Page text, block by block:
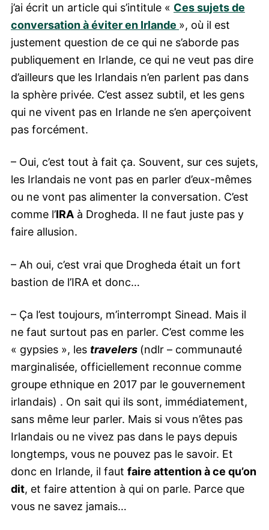
j’ai écrit un article qui s’intitule « Ces sujets de
conversation à éviter en Irlande », où il est
justement question de ce qui ne s’aborde pas
publiquement en Irlande, ce qui ne veut pas dire
d’ailleurs que les Irlandais n’en parlent pas dans
la sphère privée. C’est assez subtil, et les gens
qui ne vivent pas en Irlande ne s’en aperçoivent
pas forcément.
– Oui, c’est tout à fait ça. Souvent, sur ces sujets,
les Irlandais ne vont pas en parler d’eux-mêmes
ou ne vont pas alimenter la conversation. C’est
comme l’IRA à Drogheda. Il ne faut juste pas y
faire allusion.
– Ah oui, c’est vrai que Drogheda était un fort
bastion de l’IRA et donc…
– Ça l’est toujours, m’interrompt Sinead. Mais il
ne faut surtout pas en parler. C’est comme les
« gypsies », les travelers (ndlr – communauté
marginalisée, officiellement reconnue comme
groupe ethnique en 2017 par le gouvernement
irlandais) . On sait qui ils sont, immédiatement,
sans même leur parler. Mais si vous n’êtes pas
Irlandais ou ne vivez pas dans le pays depuis
longtemps, vous ne pouvez pas le savoir. Et
donc en Irlande, il faut faire attention à ce qu’on
dit, et faire attention à qui on parle. Parce que
vous ne savez jamais…